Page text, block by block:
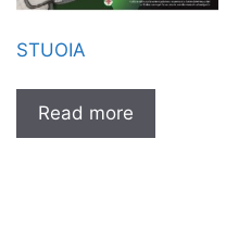
STUOIA
Read more